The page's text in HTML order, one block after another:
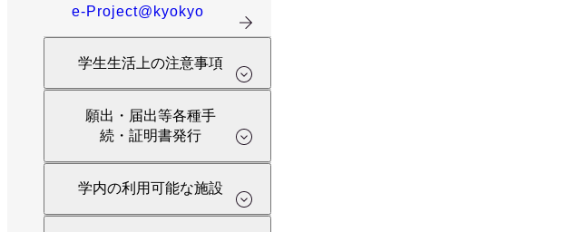
e-Project@kyokyo
学生生活上の注意事項
願出・届出等各種手
続・証明書発行
学内の利用可能な施設